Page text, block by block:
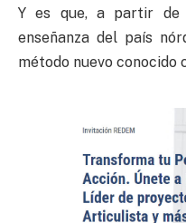
Y es que, a partir de
enseñanza del país
método nuevo conocido